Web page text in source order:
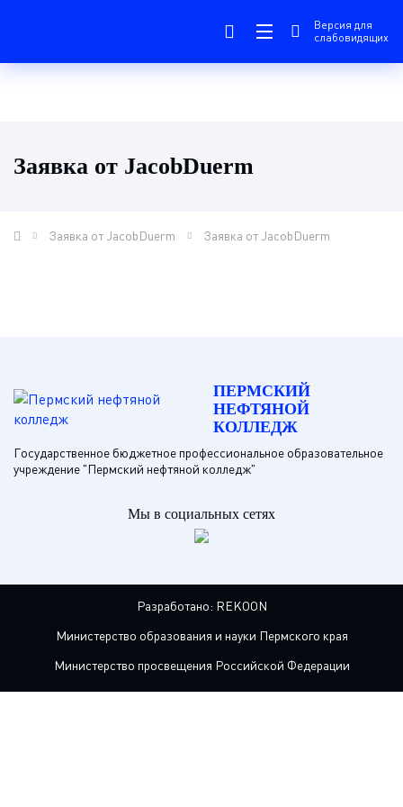
Версия для
слабовидящих
Заявка от JacobDuerm
Заявка от JacobDuerm Заявка от JacobDuerm
ПЕРМСКИЙ
НЕФТЯНОЙ
КОЛЛЕДЖ
Государственное бюджетное профессиональное образовательное
учреждение "Пермский нефтяной колледж"
Мы в социальных сетях
Разработано: REKOON
Министерство образования и науки Пермского края
Министерство просвещения Российской Федерации